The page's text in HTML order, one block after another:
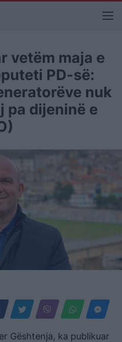
vetëm maja e
PD-së:
nuk
pa dijeninë e
Gështenja, ka publikuar